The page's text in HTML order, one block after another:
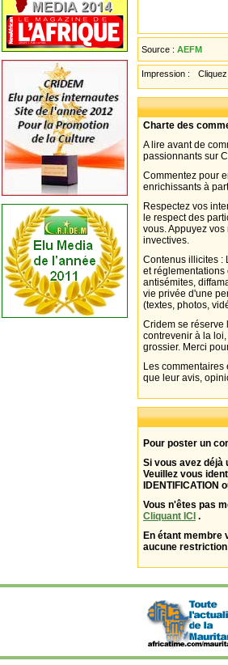
Source : AEFM
Impression :
Charte des
A lire avant de
passionnants sur
Commentez pour
enrichissants à
Respectez vos
le respect des
vous. Appuyez
invectives.
Contenus illicites :
et réglementations
antisémites,
vie privée d'une
(textes, photos,
Cridem se réserve
contrevenir à la
grossier. Merci
Les
que leur avis,
Pour poster un
Si vous avez déjà
Veuillez vous
IDENTIFICATION
Vous n'êtes pas
Cliquant ICI .
En étant membre
aucune restriction